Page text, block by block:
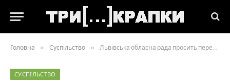
Головна » Суспільство » Львівська обласна рада просить перейменувати Російську Федерацію на Московію
СУСПІЛЬСТВО